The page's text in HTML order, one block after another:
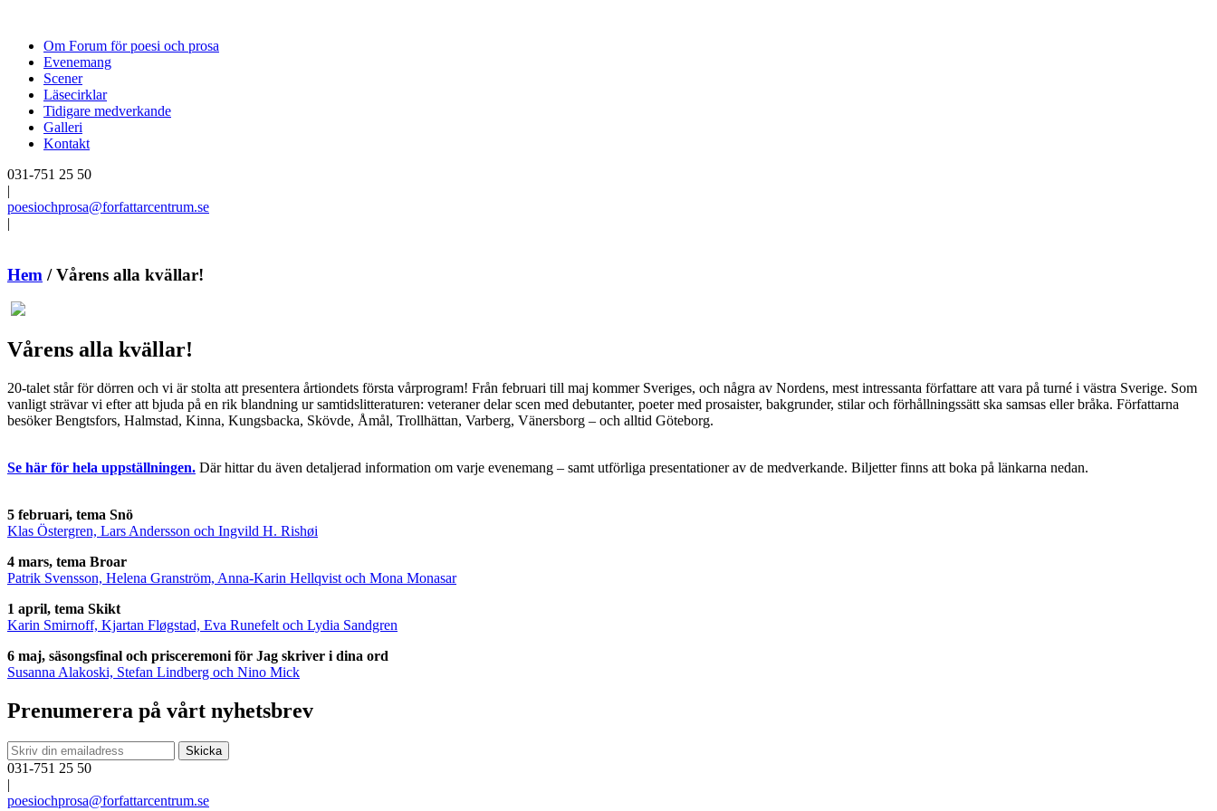
Om Forum för poesi och prosa
Evenemang
Scener
Läsecirklar
Tidigare medverkande
Galleri
Kontakt
031-751 25 50
|
poesiochprosa@forfattarcentrum.se
|
Hem /Vårens alla kvällar!
Vårens alla kvällar!
20-talet står för dörren och vi är stolta att presentera årtiondets första vårprogram! Från februari till maj kommer Sveriges, och några av Nordens, mest intressanta författare att vara på turné i västra Sverige. Som
vanligt strävar vi efter att bjuda på en rik blandning ur samtidslitteraturen: veteraner delar scen med debutanter, poeter med prosaister, bakgrunder, stilar och förhållningssätt ska samsas eller bråka. Författarna
besöker Bengtsfors, Halmstad, Kinna, Kungsbacka, Skövde, Åmål, Trollhättan, Varberg, Vänersborg – och alltid Göteborg.
Se här för hela uppställningen. Där hittar du även detaljerad information om varje evenemang – samt utförliga presentationer av de medverkande. Biljetter finns att boka på länkarna nedan.
5 februari, tema Snö
Klas Östergren, Lars Andersson och Ingvild H. Rishøi
4 mars, tema Broar
Patrik Svensson, Helena Granström, Anna-Karin Hellqvist och Mona Monasar
1 april, tema Skikt
Karin Smirnoff, Kjartan Fløgstad, Eva Runefelt och Lydia Sandgren
6 maj, säsongsfinal och prisceremoni för Jag skriver i dina ord
Susanna Alakoski, Stefan Lindberg och Nino Mick
Prenumerera på vårt nyhetsbrev
031-751 25 50
|
poesiochprosa@forfattarcentrum.se